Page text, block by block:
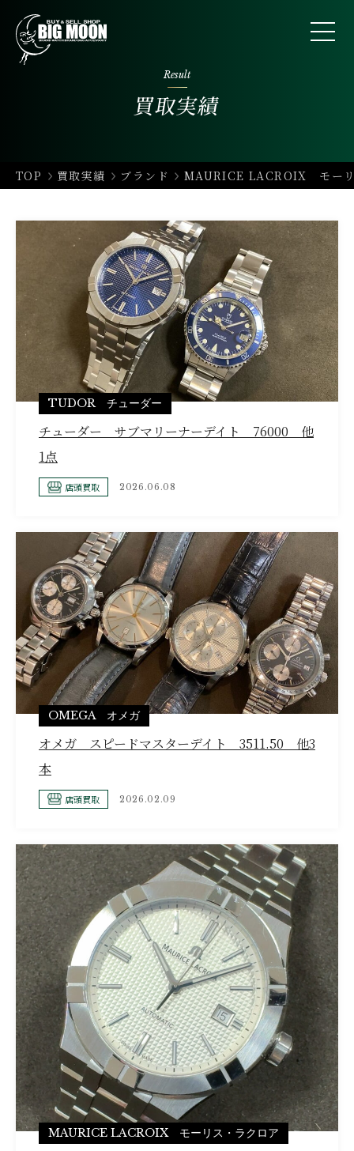
Result
買取実績
TOP 買取実績 ブランド MAURICE LACROIX モー
TUDOR チューダー
チューダー サブマリーナーデイト 76000 他
1点
店頭買取 2026.06.08
OMEGA オメガ
オメガ スピードマスターデイト 3511.50 他3
本
店頭買取 2026.02.09
MAURICE LACROIX モーリス・ラクロア